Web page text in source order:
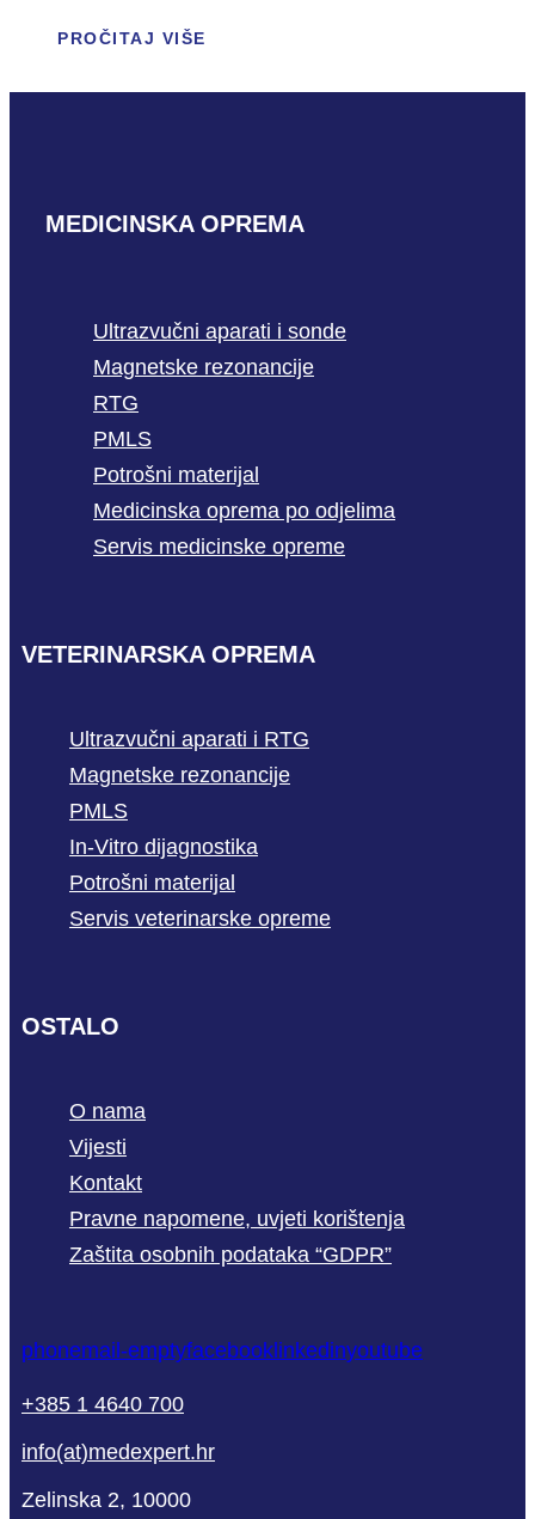
PROČITAJ VIŠE
MEDICINSKA OPREMA
Ultrazvučni aparati i sonde
Magnetske rezonancije
RTG
PMLS
Potrošni materijal
Medicinska oprema po odjelima
Servis medicinske opreme
VETERINARSKA OPREMA
Ultrazvučni aparati i RTG
Magnetske rezonancije
PMLS
In-Vitro dijagnostika
Potrošni materijal
Servis veterinarske opreme
OSTALO
O nama
Vijesti
Kontakt
Pravne napomene, uvjeti korištenja
Zaštita osobnih podataka “GDPR”
phonemail-emptyfacebooklinkedinyoutube
+385 1 4640 700
info(at)medexpert.hr
Zelinska 2, 10000